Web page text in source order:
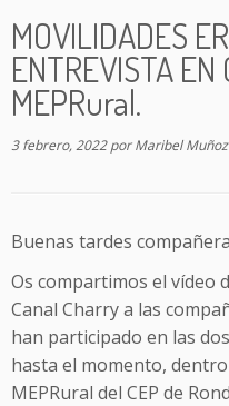
MOVILIDADES
ENTREVISTA EN
MEPRural.
3 febrero, 2022 porMaribel Muñoz
Buenas tardes
Os compartimos el vídeo
Canal Charry a las
han participado en las
hasta el momento,
MEPRural del CEP de